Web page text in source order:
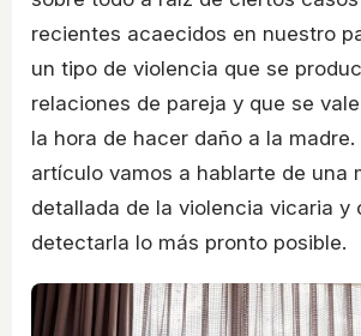
recientes acaecidos en nuestro
un tipo de violencia que se
relaciones de pareja y que se
la hora de hacer daño a la madre.
artículo vamos a hablarte de una
detallada de la violencia vicaria y
detectarla lo más pronto posible.